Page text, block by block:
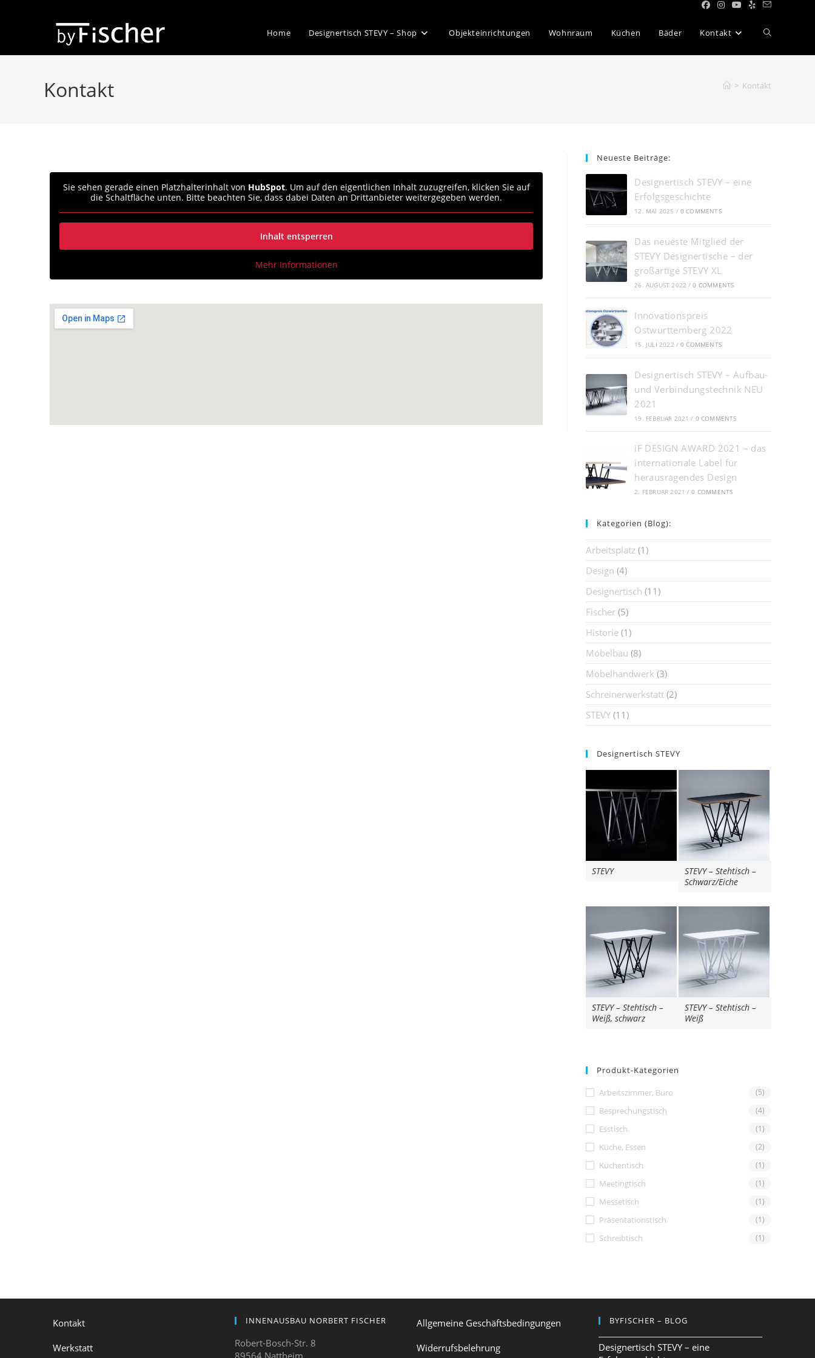
Home Designertisch STEVY – Shop Objekteinrichtungen Wohnraum Küchen Bäder Kontakt
Kontakt > Kontakt
Sie sehen gerade einen Platzhalterinhalt von HubSpot. Um auf den eigentlichen Inhalt zuzugreifen, klicken Sie auf
die Schaltfläche unten. Bitte beachten Sie, dass dabei Daten an Drittanbieter weitergegeben werden.
Inhalt entsperren
Mehr Informationen
Neueste Beiträge:
Designertisch STEVY – eine
Erfolgsgeschichte
12. MAI 2025 / 0 COMMENTS
Das neueste Mitglied der
STEVY Designertische – der
großartige STEVY XL
26. AUGUST 2022 / 0 COMMENTS
Innovationspreis
Ostwürttemberg 2022
15. JULI 2022 / 0 COMMENTS
Designertisch STEVY – Aufbau-
und Verbindungstechnik NEU
2021
19. FEBRUAR 2021 / 0 COMMENTS
iF DESIGN AWARD 2021 – das
internationale Label für
herausragendes Design
2. FEBRUAR 2021 / 0 COMMENTS
Kategorien (Blog):
Arbeitsplatz (1)
Design (4)
Designertisch (11)
Fischer (5)
Historie (1)
Möbelbau (8)
Möbelhandwerk (3)
Schreinerwerkstatt (2)
STEVY (11)
Designertisch STEVY
STEVY
STEVY – Stehtisch –
Schwarz/Eiche
STEVY – Stehtisch –
Weiß, schwarz
STEVY – Stehtisch –
Weiß
Produkt-Kategorien
Arbeitszimmer, Büro (5)
Besprechungstisch (4)
Esstisch (1)
Küche, Essen (2)
Küchentisch (1)
Meetingtisch (1)
Messetisch (1)
Präsentationstisch (1)
Schreibtisch (1)
Kontakt
Werkstatt
INNENAUSBAU NORBERT FISCHER
Robert-Bosch-Str. 8
89564 Nattheim
Allgemeine Geschäftsbedingungen
Widerrufsbelehrung
BYFISCHER – BLOG
Designertisch STEVY – eine